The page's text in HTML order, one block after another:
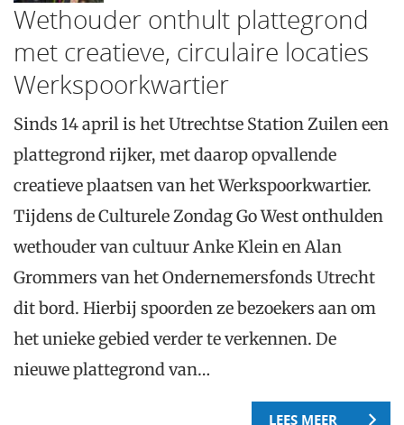
Wethouder onthult plattegrond
met creatieve, circulaire locaties
Werkspoorkwartier
Sinds 14 april is het Utrechtse Station Zuilen een
plattegrond rijker, met daarop opvallende
creatieve plaatsen van het Werkspoorkwartier.
Tijdens de Culturele Zondag Go West onthulden
wethouder van cultuur Anke Klein en Alan
Grommers van het Ondernemersfonds Utrecht
dit bord. Hierbij spoorden ze bezoekers aan om
het unieke gebied verder te verkennen. De
nieuwe plattegrond van…
LEES MEER